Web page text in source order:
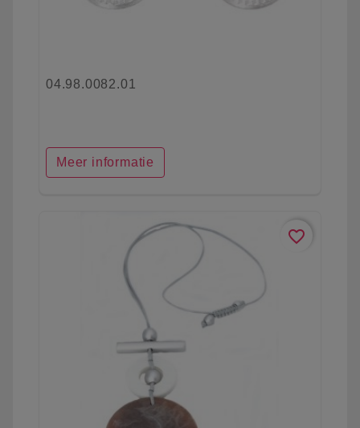
04.98.0082.01
Meer informatie
favorite_border